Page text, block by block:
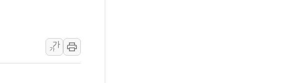
문수리 야산서 산불 진화 중...진화헬기 3대 투입
순직 책임' 임성근 전 사단장 항소심도 징역 3년
가
가